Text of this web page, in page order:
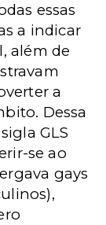
essas
a indicar
além de
a
Dessa
GLS
se ao
gays